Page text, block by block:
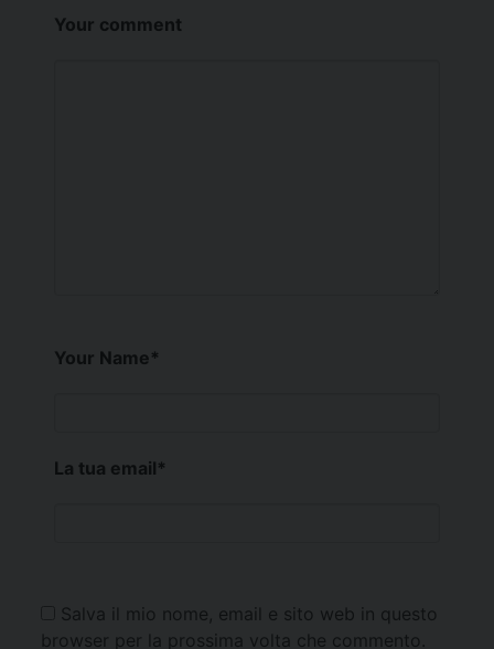
Your comment
Your Name*
La tua email*
Salva il mio nome, email e sito web in questo
browser per la prossima volta che commento.